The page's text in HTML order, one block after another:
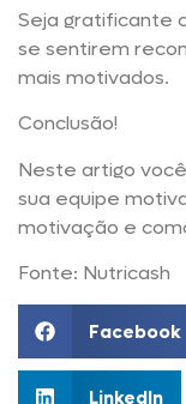
Seja gratificante
se sentirem
mais motivados.
Conclusão!
Neste artigo
sua equipe
motivação e
Fonte: Nutricash
Facebook
LinkedIn